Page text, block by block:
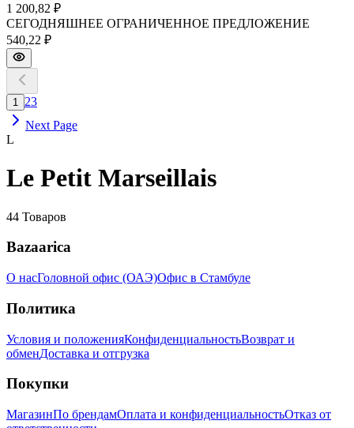
1 200,82 ₽
СЕГОДНЯШНЕЕ ОГРАНИЧЕННОЕ ПРЕДЛОЖЕНИЕ
540,22 ₽
1 23
Next Page
L
Le Petit Marseillais
44 Товаров
Bazaarica
О насГоловной офис (ОАЭ)Офис в Стамбуле
Политика
Условия и положенияКонфиденциальностьВозврат и
обменДоставка и отгрузка
Покупки
МагазинПо брендамОплата и конфиденциальностьОтказ от